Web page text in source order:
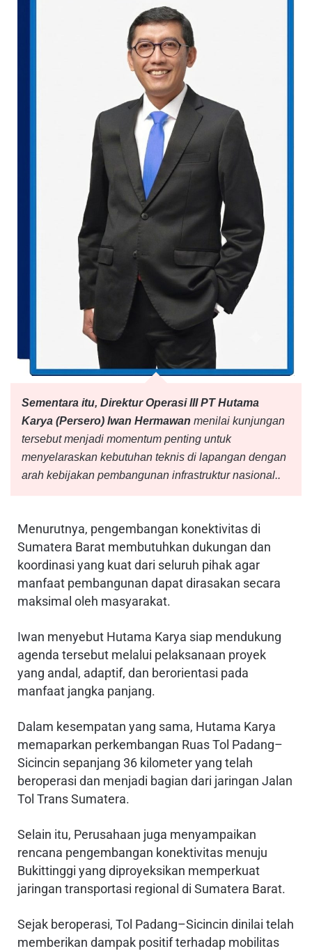
Sementara itu, Direktur Operasi III PT Hutama
Karya (Persero) Iwan Hermawan menilai kunjungan
tersebut menjadi momentum penting untuk
menyelaraskan kebutuhan teknis di lapangan dengan
arah kebijakan pembangunan infrastruktur nasional..
Menurutnya, pengembangan konektivitas di
Sumatera Barat membutuhkan dukungan dan
koordinasi yang kuat dari seluruh pihak agar
manfaat pembangunan dapat dirasakan secara
maksimal oleh masyarakat.
Iwan menyebut Hutama Karya siap mendukung
agenda tersebut melalui pelaksanaan proyek
yang andal, adaptif, dan berorientasi pada
manfaat jangka panjang.
Dalam kesempatan yang sama, Hutama Karya
memaparkan perkembangan Ruas Tol Padang–
Sicincin sepanjang 36 kilometer yang telah
beroperasi dan menjadi bagian dari jaringan Jalan
Tol Trans Sumatera.
Selain itu, Perusahaan juga menyampaikan
rencana pengembangan konektivitas menuju
Bukittinggi yang diproyeksikan memperkuat
jaringan transportasi regional di Sumatera Barat.
Sejak beroperasi, Tol Padang–Sicincin dinilai telah
memberikan dampak positif terhadap mobilitas